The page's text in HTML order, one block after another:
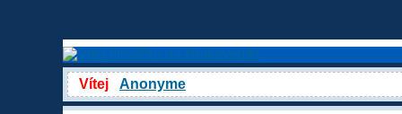
Vítej Anonyme